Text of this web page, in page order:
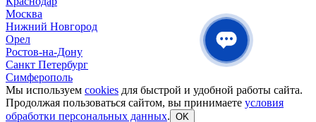
Москва
Нижний Новгород
Орел
Ростов-на-Дону
Санкт Петербург
Симферополь
Мы используем cookies для быстрой и удобной работы сайта.
Продолжая пользоваться сайтом, вы принимаете условия
обработки персональных данных. OK